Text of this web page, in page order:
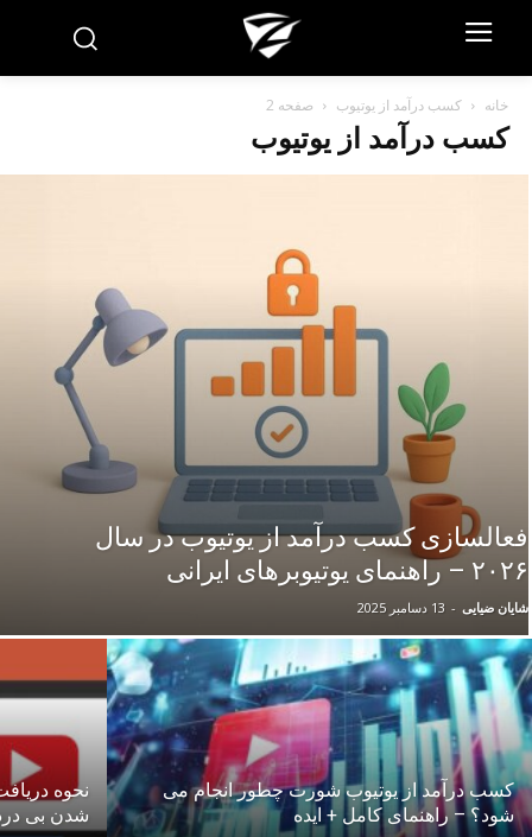
خانه کسب درآمد از یوتیوب صفحه 2
کسب درآمد از یوتیوب
فعالسازی کسب درآمد از یوتیوب در سال
۲۰۲۶ – راهنمای یوتیوبرهای ایرانی
شایان ضیایی - 13 دسامبر 2025
کسب درآمد از یوتیوب شورت چطور انجام می
شود؟ – راهنمای کامل + ایده
نحوه
شدن بی